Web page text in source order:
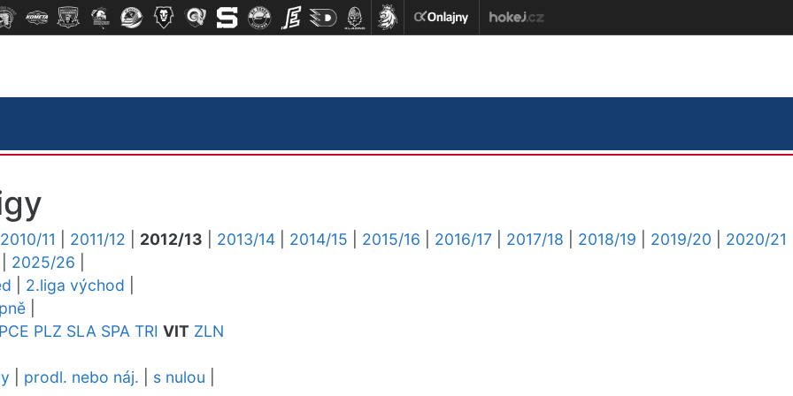
2010/11 2011/12 2012/13 2013/14 2014/15 2015/16 2016/17 2017/18 2018/19 2019/20
2020/21
2025/26
2.liga východ
PCE PLZ SLA SPA TRI VIT ZLN
prodl. nebo náj. s nulou